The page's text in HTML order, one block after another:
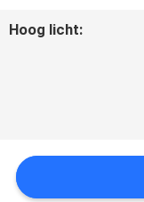
OM EEN
Hoog licht: